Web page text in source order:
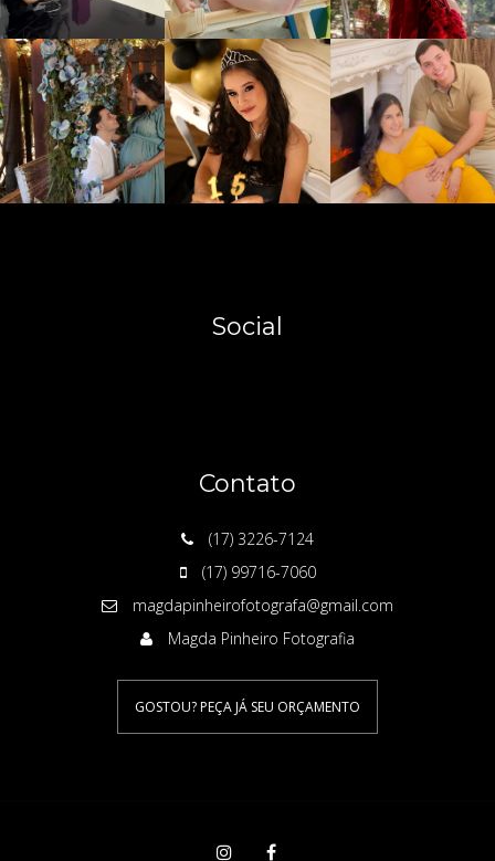
Social
Contato
(17) 3226-7124
(17) 99716-7060
magdapinheirofotografa@gmail.com
Magda Pinheiro Fotografia
GOSTOU? PEÇA JÁ SEU ORÇAMENTO